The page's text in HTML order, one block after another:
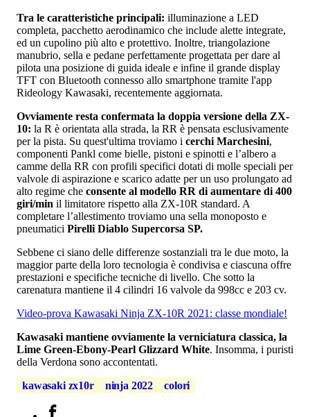
Tra le caratteristiche principali: illuminazione a LED
completa, pacchetto aerodinamico che include alette integrate,
ed un cupolino più alto e protettivo. Inoltre, triangolazione
manubrio, sella e pedane perfettamente progettata per dare al
pilota una posizione di guida ideale e infine il grande display
TFT con Bluetooth connesso allo smartphone tramite l'app
Rideology Kawasaki, recentemente aggiornata.
Ovviamente resta confermata la doppia versione della ZX-
10: la R è orientata alla strada, la RR è pensata esclusivamente
per la pista. Su quest'ultima troviamo i cerchi Marchesini,
componenti Pankl come bielle, pistoni e spinotti e l’albero a
camme della RR con profili specifici dotati di molle speciali per
valvole di aspirazione e scarico adatte per un uso prolungato ad
alto regime che consente al modello RR di aumentare di 400
giri/min il limitatore rispetto alla ZX-10R standard. A
completare l’allestimento troviamo una sella monoposto e
pneumatici Pirelli Diablo Supercorsa SP.
Sebbene ci siano delle differenze sostanziali tra le due moto, la
maggior parte della loro tecnologia è condivisa e ciascuna offre
prestazioni e specifiche tecniche di livello. Che sotto la
carenatura mantiene il 4 cilindri 16 valvole da 998cc e 203 cv.
Video-prova Kawasaki Ninja ZX-10R 2021: classe mondiale!
Kawasaki mantiene ovviamente la verniciatura classica, la
Lime Green-Ebony-Pearl Glizzard White. Insomma, i puristi
della Verdona sono accontentati.
kawasaki zx10r
ninja 2022 colori